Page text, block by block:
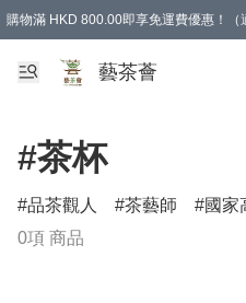
購物滿 HKD 800.00即享免運費優惠！（
藝茶薈
#茶杯
品茶觀人 茶藝師 國家
0項 商品